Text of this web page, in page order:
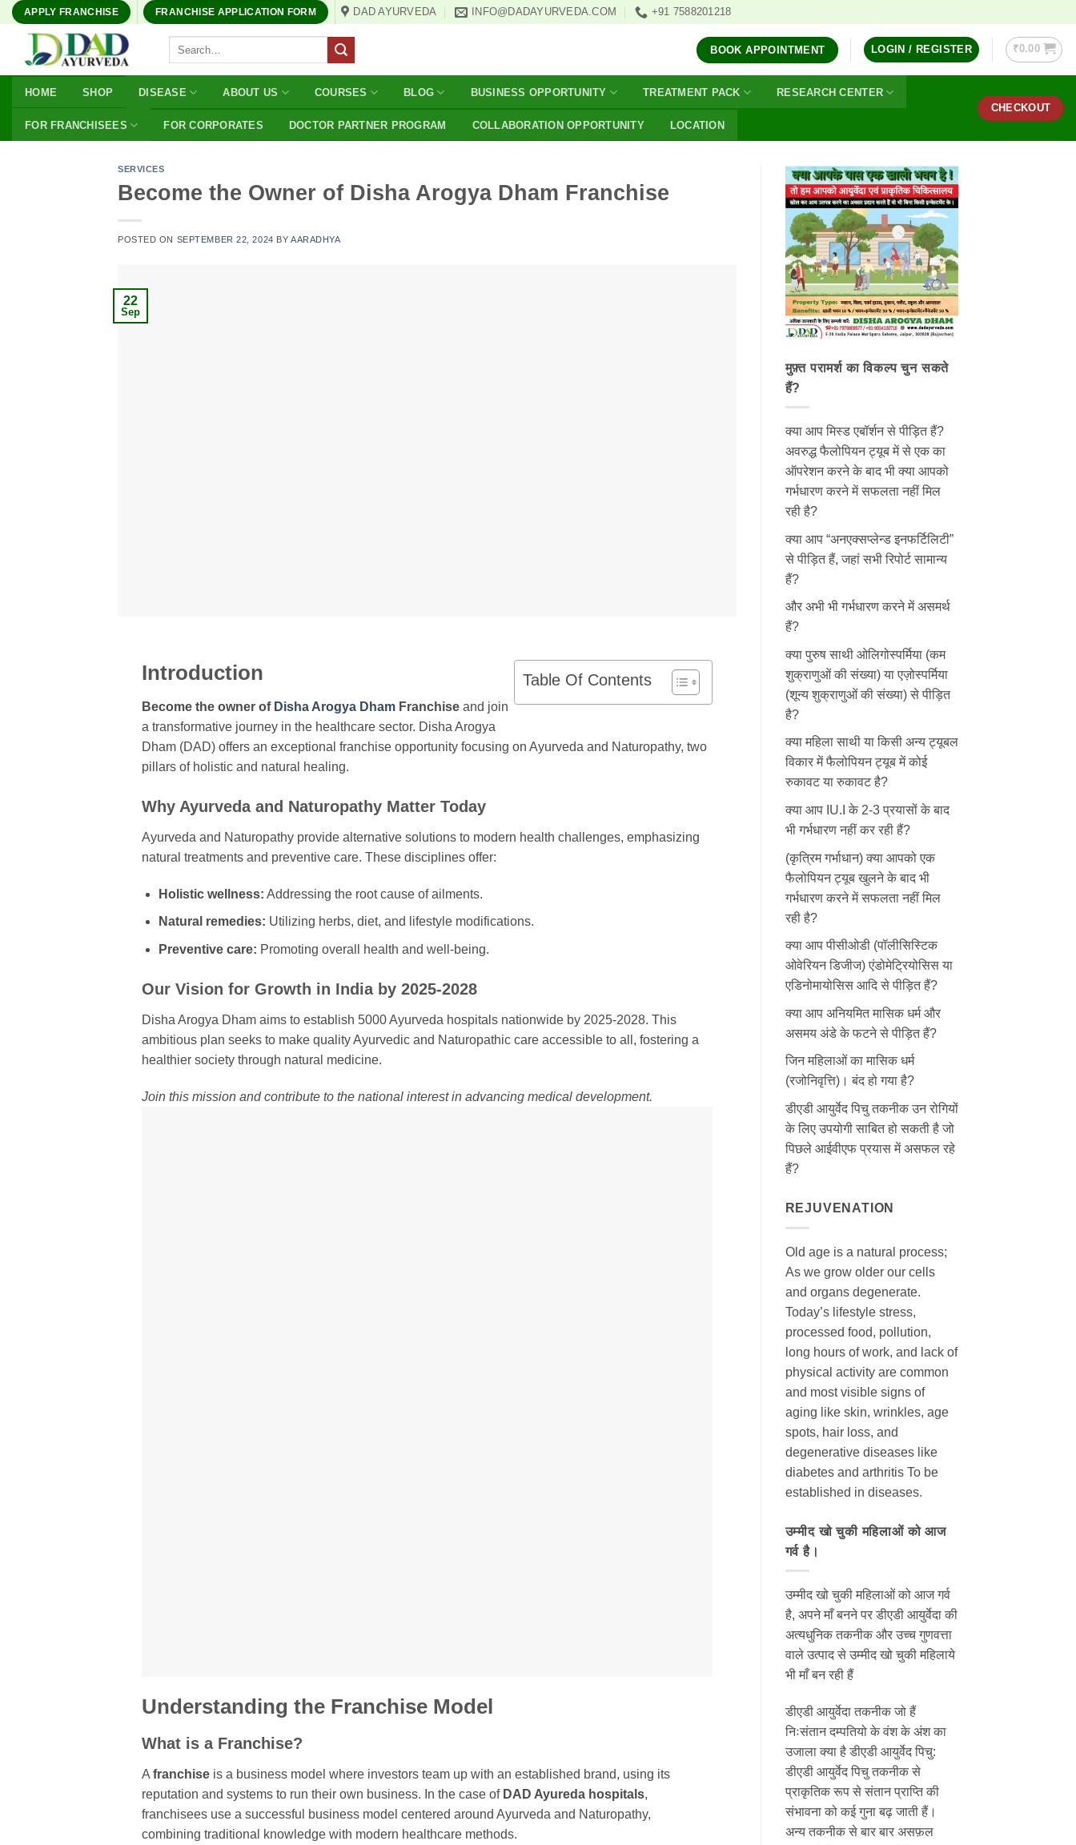
Skip
content
APPLY FRANCHISE FRANCHISE APPLICATION FORM DAD AYURVEDA INFO@DADAYURVEDA.COM +91 7588201218
BOOK APPOINTMENT LOGIN / REGISTER ₹0.00
HOME SHOP DISEASE ABOUT US COURSES BLOG BUSINESS OPPORTUNITY TREATMENT PACK RESEARCH CENTER
FOR FRANCHISEES FOR CORPORATES DOCTOR PARTNER PROGRAM COLLABORATION OPPORTUNITY LOCATION
CHECKOUT
SERVICES
Become the Owner of Disha Arogya Dham Franchise
POSTED ON SEPTEMBER 22, 2024 BY AARADHYA
22
Sep
Table Of Contents
Introduction
Become the owner of Disha Arogya Dham Franchise and join
a transformative journey in the healthcare sector. Disha Arogya
Dham (DAD) offers an exceptional franchise opportunity focusing on Ayurveda and Naturopathy, two
pillars of holistic and natural healing.
Why Ayurveda and Naturopathy Matter Today
Ayurveda and Naturopathy provide alternative solutions to modern health challenges, emphasizing
natural treatments and preventive care. These disciplines offer:
Holistic wellness: Addressing the root cause of ailments.
Natural remedies: Utilizing herbs, diet, and lifestyle modifications.
Preventive care: Promoting overall health and well-being.
Our Vision for Growth in India by 2025-2028
Disha Arogya Dham aims to establish 5000 Ayurveda hospitals nationwide by 2025-2028. This
ambitious plan seeks to make quality Ayurvedic and Naturopathic care accessible to all, fostering a
healthier society through natural medicine.
Join this mission and contribute to the national interest in advancing medical development.
Understanding the Franchise Model
What is a Franchise?
A franchise is a business model where investors team up with an established brand, using its
reputation and systems to run their own business. In the case of DAD Ayureda hospitals,
franchisees use a successful business model centered around Ayurveda and Naturopathy,
combining traditional knowledge with modern healthcare methods.
मुफ़्त परामर्श का विकल्प चुन सकते
हैं?
क्या आप मिस्ड एबॉर्शन से पीड़ित हैं?
अवरुद्ध फैलोपियन ट्यूब में से एक का
ऑपरेशन करने के बाद भी क्या आपको
गर्भधारण करने में सफलता नहीं मिल
रही है?
क्या आप “अनएक्सप्लेन्ड इनफर्टिलिटी”
से पीड़ित हैं, जहां सभी रिपोर्ट सामान्य
हैं?
और अभी भी गर्भधारण करने में असमर्थ
हैं?
क्या पुरुष साथी ओलिगोस्पर्मिया (कम
शुक्राणुओं की संख्या) या एज़ोस्पर्मिया
(शून्य शुक्राणुओं की संख्या) से पीड़ित
है?
क्या महिला साथी या किसी अन्य ट्यूबल
विकार में फैलोपियन ट्यूब में कोई
रुकावट या रुकावट है?
क्या आप IU.I के 2-3 प्रयासों के बाद
भी गर्भधारण नहीं कर रही हैं?
(कृत्रिम गर्भाधान) क्या आपको एक
फैलोपियन ट्यूब खुलने के बाद भी
गर्भधारण करने में सफलता नहीं मिल
रही है?
क्या आप पीसीओडी (पॉलीसिस्टिक
ओवेरियन डिजीज) एंडोमेट्रियोसिस या
एडिनोमायोसिस आदि से पीड़ित हैं?
क्या आप अनियमित मासिक धर्म और
असमय अंडे के फटने से पीड़ित हैं?
जिन महिलाओं का मासिक धर्म
(रजोनिवृत्ति)। बंद हो गया है?
डीएडी आयुर्वेद पिचु तकनीक उन रोगियों
के लिए उपयोगी साबित हो सकती है जो
पिछले आईवीएफ प्रयास में असफल रहे
हैं?
REJUVENATION
Old age is a natural process;
As we grow older our cells
and organs degenerate.
Today’s lifestyle stress,
processed food, pollution,
long hours of work, and lack of
physical activity are common
and most visible signs of
aging like skin, wrinkles, age
spots, hair loss, and
degenerative diseases like
diabetes and arthritis To be
established in diseases.
उम्मीद खो चुकी महिलाओं को आज
गर्व है।
उम्मीद खो चुकी महिलाओं को आज गर्व
है, अपने माँ बनने पर डीएडी आयुर्वेदा की
अत्यधुनिक तकनीक और उच्च गुणवत्ता
वाले उत्पाद से उम्मीद खो चुकी महिलाये
भी माँ बन रही हैं
डीएडी आयुर्वेदा तकनीक जो हैं
निःसंतान दम्पतियो के वंश के अंश का
उजाला क्या है डीएडी आयुर्वेद पिचु:
डीएडी आयुर्वेद पिचु तकनीक से
प्राकृतिक रूप से संतान प्राप्ति की
संभावना को कई गुना बढ़ जाती हैं।
अन्य तकनीक से बार बार असफ़ल